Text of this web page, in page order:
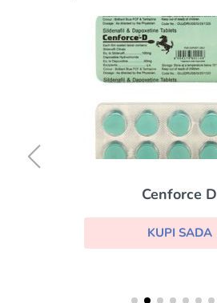
Cenforce D
KUPI SADA